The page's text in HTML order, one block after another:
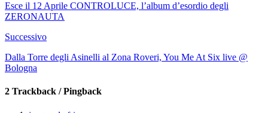
Esce il 12 Aprile CONTROLUCE, l’album d’esordio degli
ZERONAUTA
Successivo
Dalla Torre degli Asinelli al Zona Roveri, You Me At Six live @
Bologna
2 Trackback / Pingback